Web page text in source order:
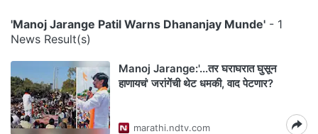
'Manoj Jarange Patil Warns Dhananjay Munde' - 1
News Result(s)
Manoj Jarange:'...तर घराघरात घुसून
हाणायचं' जरांगेंची थेट धमकी, वाद पेटणार?
marathi.ndtv.com